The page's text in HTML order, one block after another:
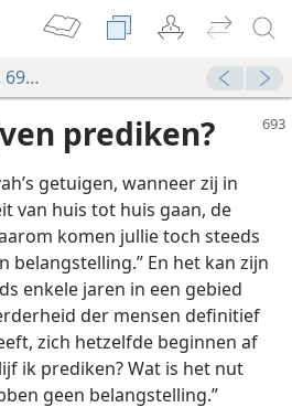
696
prediken?
getuigen, wanneer zij in
van huis tot huis gaan, de
komen jullie toch steeds
belangstelling.” En het kan zijn
enkele jaren in een gebied
der mensen definitief
zich hetzelfde beginnen af
ik prediken? Wat is het nut
geen belangstelling.”